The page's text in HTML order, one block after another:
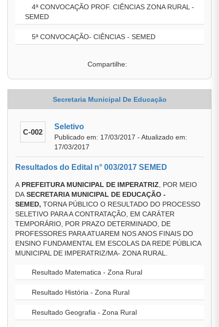
4ª CONVOCAÇÃO PROF. CIÊNCIAS ZONA RURAL -
SEMED
5ª CONVOCAÇÃO- CIÊNCIAS - SEMED
Compartilhe:
Secretaria Municipal De Educação
C-002
Seletivo
Publicado em: 17/03/2017 - Atualizado em:
17/03/2017
Resultados do Edital n° 003/2017 SEMED
A PREFEITURA MUNICIPAL DE IMPERATRIZ , POR MEIO
DA SECRETARIA MUNICIPAL DE EDUCAÇÃO -
SEMED, TORNA PÚBLICO O RESULTADO DO PROCESSO
SELETIVO PARA A CONTRATAÇÃO, EM CARÁTER
TEMPORÁRIO, POR PRAZO DETERMINADO, DE
PROFESSORES PARA ATUAREM NOS ANOS FINAIS DO
ENSINO FUNDAMENTAL EM ESCOLAS DA REDE PÚBLICA
MUNICIPAL DE IMPERATRIZ/MA- ZONA RURAL.
Resultado Matematica - Zona Rural
Resultado História - Zona Rural
Resultado Geografia - Zona Rural